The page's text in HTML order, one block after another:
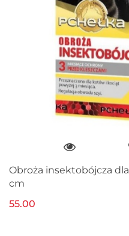
Obroża insektobójcza
cm
55.00